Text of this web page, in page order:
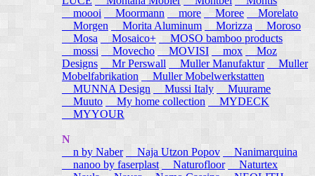
moooi
Moormann more Moree
Morelato
Morgen
Morita Aluminum Morizza
Moroso
Mosa
Mosaico+
MOSO bamboo products
mossi
Movecho MOVISI mox
Moz
Designs
Mr Perswall Muller Manufaktur
Muller
Mobelfabrikation
Muller Mobelwerkstatten
MUNNA Design
Mussi Italy
Muurame
Muuto My home collection
MYDECK
MYYOUR
N
n by Naber
Naja Utzon Popov
Nanimarquina
nanoo by faserplast
Naturofloor
Naturtex